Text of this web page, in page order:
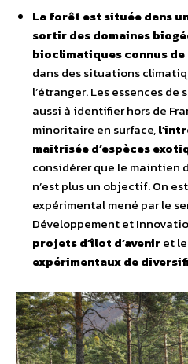
La forêt est située dans
sortir des domaines
bioclimatiques connus de
dans des situations
l’étranger. Les essences
aussi à identifier hors de
minoritaire en surface,
maitrisée d’espèces
considérer que le maintien
n’est plus un objectif. On
expérimental mené par le
Développement et
projets d’îlot d’aveniret
expérimentaux de